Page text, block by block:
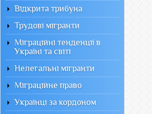
Відкрита трибуна
Трудові мігранти
Міграційні тенденції в
Україні та світі
Нелегальні мігранти
Міграційне право
Українці за кордоном